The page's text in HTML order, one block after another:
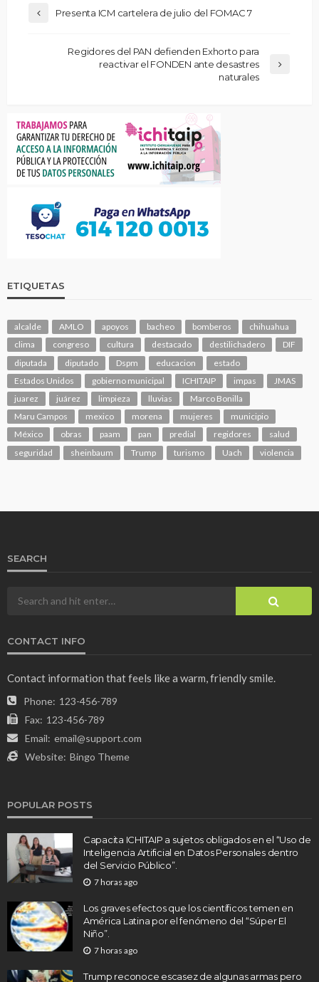
Presenta ICM cartelera de julio del FOMAC 7
Regidores del PAN defienden Exhorto para
reactivar el FONDEN ante desastres
naturales
ETIQUETAS
alcalde AMLO apoyos bacheo bomberos
chihuahua
clima
congreso cultura destacado destilichadero
DIF
diputada
diputado Dspm educacion
estado
Estados Unidos
gobierno municipal ICHITAIP impas
JMAS
juarez
juárez limpieza lluvias
Marco Bonilla
Maru Campos
mexico morena mujeres
municipio
México
obras paam pan predial regidores
salud
seguridad
sheinbaum Trump turismo Uach violencia
SEARCH
CONTACT INFO
Contact information that feels like a warm, friendly smile.
Phone: 123-456-789
Fax: 123-456-789
Email: email@support.com
Website: Bingo Theme
POPULAR POSTS
Capacita ICHITAIP a sujetos obligados en el “Uso de
Inteligencia Artificial en Datos Personales dentro
del Servicio Público”.
7 horas ago
Los graves efectos que los científicos temen en
América Latina por el fenómeno del “Súper El
Niño”.
7 horas ago
Trump reconoce escasez de algunas armas pero